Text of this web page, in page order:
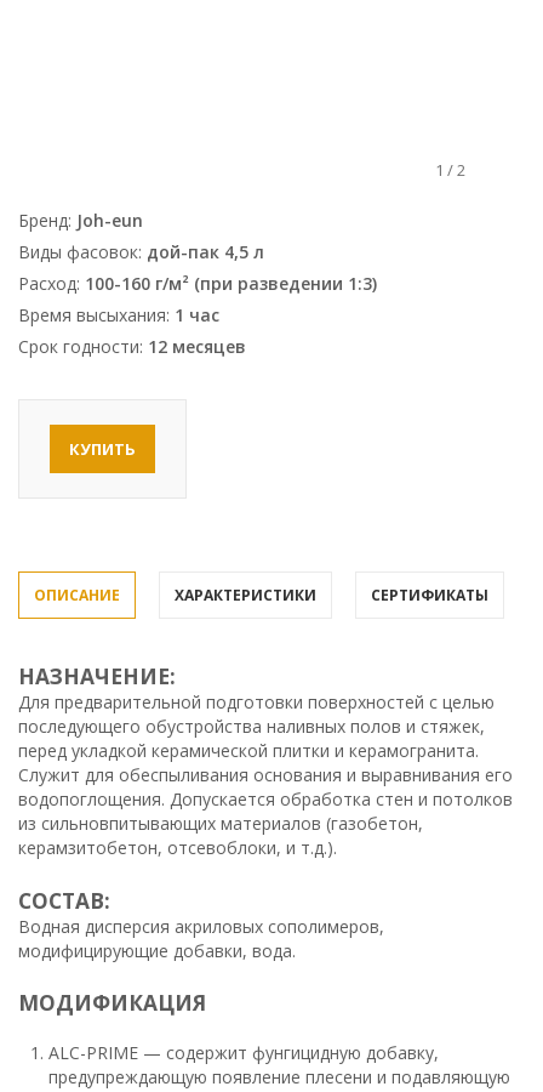
1 /2
Бренд: Joh-eun
Виды фасовок: дой-пак 4,5 л
Расход: 100-160 г/м² (при разведении 1:3)
Время высыхания: 1 час
Срок годности: 12 месяцев
КУПИТЬ
ОПИСАНИЕ ХАРАКТЕРИСТИКИ СЕРТИФИКАТЫ
НАЗНАЧЕНИЕ:
Для предварительной подготовки поверхностей с целью
последующего обустройства наливных полов и стяжек,
перед укладкой керамической плитки и керамогранита.
Служит для обеспыливания основания и выравнивания его
водопоглощения. Допускается обработка стен и потолков
из сильновпитывающих материалов (газобетон,
керамзитобетон, отсевоблоки, и т.д.).
СОСТАВ:
Водная дисперсия акриловых сополимеров,
модифицирующие добавки, вода.
МОДИФИКАЦИЯ
ALC-PRIME — содержит фунгицидную добавку,
предупреждающую появление плесени и подавляющую